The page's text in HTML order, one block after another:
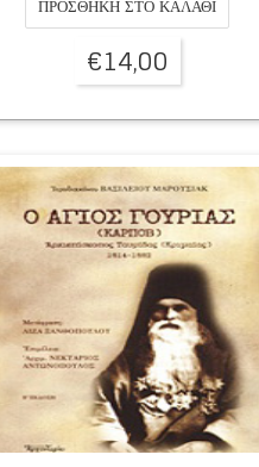
ΠΡΟΣΘΉΚΗ ΣΤΟ ΚΑΛΆΘΙ
€14,00